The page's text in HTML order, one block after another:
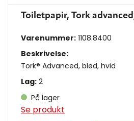
Toiletpapir, Tork
Varenummer: 1108.8400
Beskrivelse:
Tork® Advanced, blød, hvid
Lag: 2
På lager
Se produkt